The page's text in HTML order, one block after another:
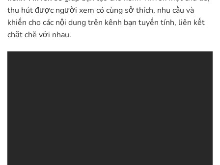
thu hút được người xem có cùng sở thích, nhu cầu và
khiến cho các nội dung trên kênh bạn tuyến tính, liên kết
chặt chẽ với nhau.